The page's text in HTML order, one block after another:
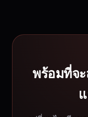
พร้อมที่จ